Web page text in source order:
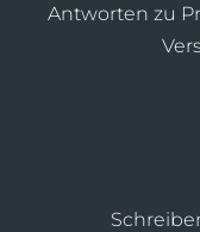
Antworten zu